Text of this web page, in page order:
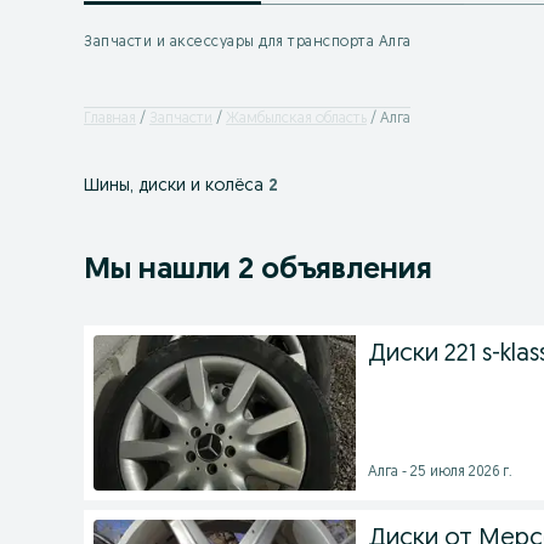
Запчасти и аксессуары для транспорта Алга
Главная Запчасти Жамбылская область Алга
Шины, диски и колёса 2
Мы нашли 2 объявления
Диски 221 s-
Алга - 25 июля 2026 г.
Диски от